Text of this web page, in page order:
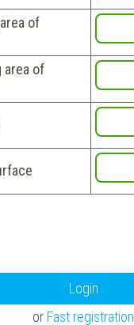
of
area of
Login
or Fast registration